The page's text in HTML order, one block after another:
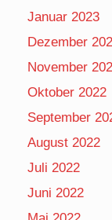
Januar 2023
Dezember
November
Oktober 2022
September
August 2022
Juli 2022
Juni 2022